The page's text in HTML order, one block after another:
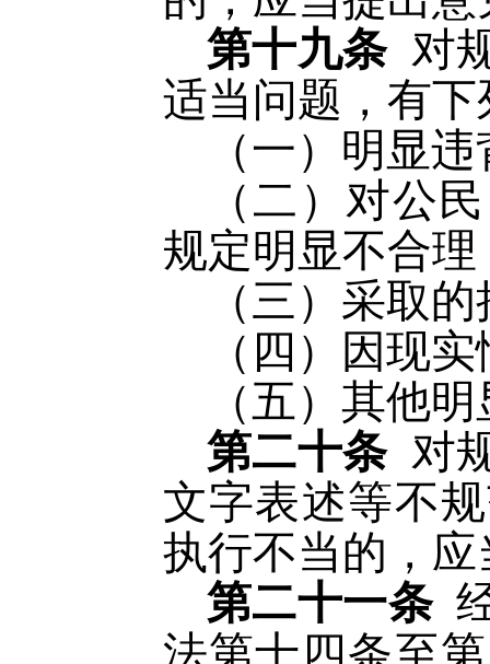
第十九条 对
适当问题，有
（一）明显
（二）对公
规定明显不合理
（三）采取
（四）因现
（五）其他
第二十条 对
文字表述等不
执行不当的，
第二十一条
法第十四条至